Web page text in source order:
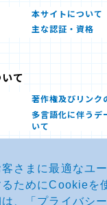
さまに最適なユ
ためにCookieを
、「 プライバシ
本サイトについて
主な認証・資格
て
著作権及びリンク
多言語化に伴うデ
いて
SDSダウンロード